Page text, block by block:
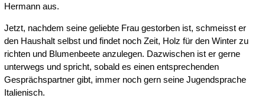
Hermann aus.
Jetzt, nachdem seine geliebte Frau gestorben ist, schmeisst er
den Haushalt selbst und findet noch Zeit, Holz für den Winter zu
richten und Blumenbeete anzulegen. Dazwischen ist er gerne
unterwegs und spricht, sobald es einen entsprechenden
Gesprächspartner gibt, immer noch gern seine Jugendsprache
Italienisch.